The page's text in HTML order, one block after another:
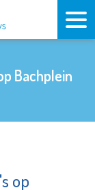
Bachplein
op